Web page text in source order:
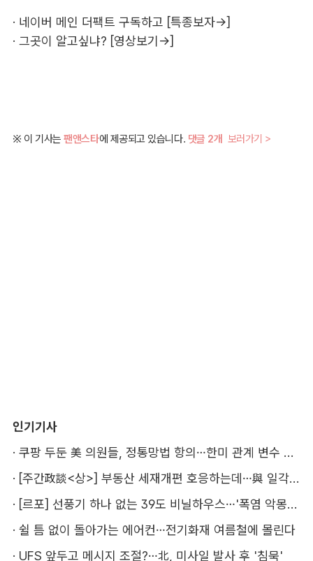
· 네이버 메인 더팩트 구독하고 [특종보자→]
· 그곳이 알고싶냐? [영상보기→]
※ 이 기사는팬앤스타에 제공되고 있습니다. 댓글 2개 보러가기 >
인기기사
·
쿠팡 두둔 美 의원들, 정통망법 항의…한미 관계 변수 될까
·
[주간政談<상>] 부동산 세재개편 호응하는데…與 일각의 속내
·
[르포] 선풍기 하나 없는 39도 비닐하우스…'폭염 악몽' 꾸는 이주노동자
· 쉴 틈 없이 돌아가는 에어컨…전기화재 여름철에 몰린다
· UFS 앞두고 메시지 조절?…北, 미사일 발사 후 '침묵'